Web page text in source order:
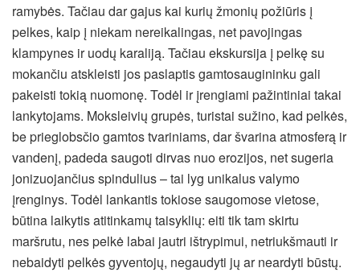
ramybės. Tačiau dar gajus kai kurių žmonių požiūris į
pelkes, kaip į niekam nereikalingas, net pavojingas
klampynes ir uodų karaliją. Tačiau ekskursija į pelkę su
mokančiu atskleisti jos paslaptis gamtosaugininku gali
pakeisti tokią nuomonę. Todėl ir įrengiami pažintiniai takai
lankytojams. Moksleivių grupės, turistai sužino, kad pelkės,
be prieglobsčio gamtos tvariniams, dar švarina atmosferą ir
vandenį, padeda saugoti dirvas nuo erozijos, net sugeria
jonizuojančius spindulius – tai lyg unikalus valymo
įrenginys. Todėl lankantis tokiose saugomose vietose,
būtina laikytis atitinkamų taisyklių: eiti tik tam skirtu
maršrutu, nes pelkė labai jautri ištrypimui, netriukšmauti ir
nebaidyti pelkės gyventojų, negaudyti jų ar neardyti būstų.